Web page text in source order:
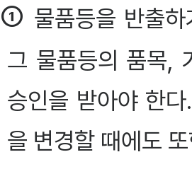
① 물품등을 반출
그 물품등의 품목,
승인을 받아야 한
을 변경할 때에도